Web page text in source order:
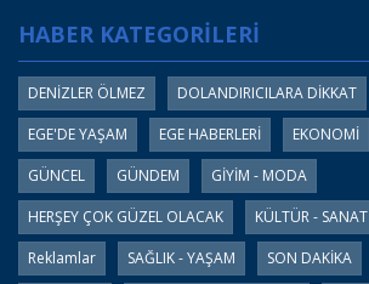
HABER KATEGORİLERİ
DENİZLER ÖLMEZ DOLANDIRICILARA DİKKAT
EGE'DE YAŞAM
EGE HABERLERİ EKONOMİ
GÜNCEL
GÜNDEM
GİYİM - MODA
HERŞEY ÇOK GÜZEL OLACAK
KÜLTÜR - SANAT
Reklamlar
SAĞLIK - YAŞAM SON DAKİKA